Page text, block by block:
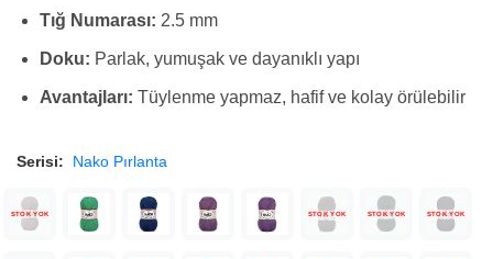
Tığ Numarası: 2.5 mm
Doku: Parlak, yumuşak ve dayanıklı yapı
Avantajları: Tüylenme yapmaz, hafif ve kolay örülebilir
Serisi: Nako Pırlanta
STOK YOK STOK YOK STOK YOK STOK YOK